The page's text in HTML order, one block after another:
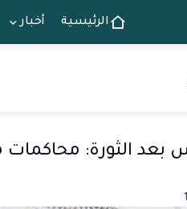
الرئيسية أخبار
بعد الثورة: محاكمات